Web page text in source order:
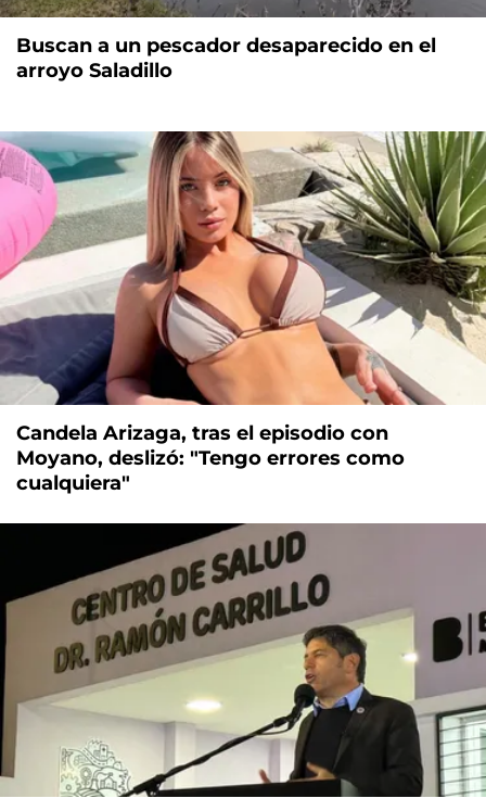
Buscan a un pescador desaparecido en el
arroyo Saladillo
Candela Arizaga, tras el episodio con
Moyano, deslizó: "Tengo errores como
cualquiera"